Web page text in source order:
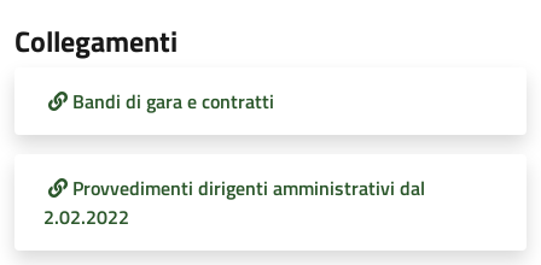
Collegamenti
Bandi di gara e contratti
Provvedimenti dirigenti amministrativi dal
2.02.2022